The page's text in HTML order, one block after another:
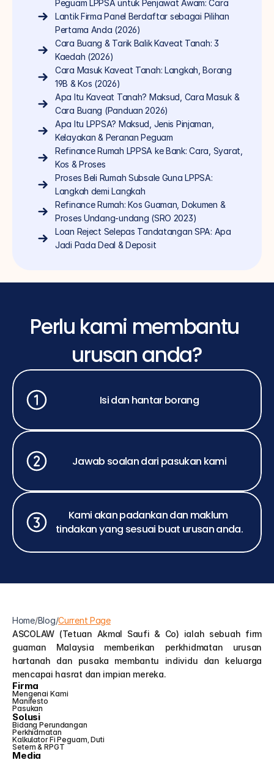
Peguam LPPSA untuk Penjawat Awam: Cara
Lantik Firma Panel Berdaftar sebagai Pilihan
Pertama Anda (2026)
Cara Buang & Tarik Balik Kaveat Tanah: 3
Kaedah (2026)
Cara Masuk Kaveat Tanah: Langkah, Borang
19B & Kos (2026)
Apa Itu Kaveat Tanah? Maksud, Cara Masuk &
Cara Buang (Panduan 2026)
Apa Itu LPPSA? Maksud, Jenis Pinjaman,
Kelayakan & Peranan Peguam
Refinance Rumah LPPSA ke Bank: Cara, Syarat,
Kos & Proses
Proses Beli Rumah Subsale Guna LPPSA:
Langkah demi Langkah
Refinance Rumah: Kos Guaman, Dokumen &
Proses Undang-undang (SRO 2023)
Loan Reject Selepas Tandatangan SPA: Apa
Jadi Pada Deal & Deposit
Perlu kami membantu
urusan anda?
Isi dan hantar borang
Jawab soalan dari pasukan kami
Kami akan padankan dan maklum
tindakan yang sesuai buat urusan anda.
Home/Blog/Current Page
ASCOLAW (Tetuan Akmal Saufi & Co) ialah sebuah firm
guaman Malaysia memberikan perkhidmatan urusan
hartanah dan pusaka membantu individu dan keluarga
mencapai hasrat dan impian mereka.
Firma
Mengenai Kami
Manifesto
Pasukan
Solusi
Bidang Perundangan
Perkhidmatan
Kalkulator Fi Peguam, Duti
Setem & RPGT
Media